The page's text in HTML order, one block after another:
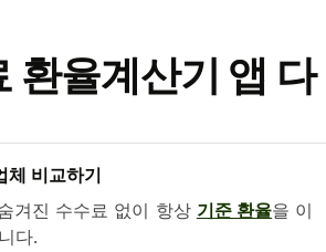
환율계산기 앱 다
체 비교하기
겨진 수수료 없이 항상 기준 환율을 이
다.